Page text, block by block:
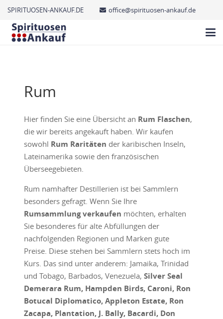
SPIRITUOSEN-ANKAUF.DE office@spirituosen-ankauf.de
Rum
Hier finden Sie eine Übersicht an Rum Flaschen,
die wir bereits angekauft haben. Wir kaufen
sowohl Rum Raritäten der karibischen Inseln,
Lateinamerika sowie den französischen
Überseegebieten.
Rum namhafter Destillerien ist bei Sammlern
besonders gefragt. Wenn Sie Ihre
Rumsammlung verkaufen möchten, erhalten
Sie besonderes für alte Abfüllungen der
nachfolgenden Regionen und Marken gute
Preise. Diese stehen bei Sammlern stets hoch im
Kurs. Das sind unter anderem: Jamaika, Trinidad
und Tobago, Barbados, Venezuela, Silver Seal
Demerara Rum, Hampden Birds, Caroni, Ron
Botucal Diplomatico, Appleton Estate, Ron
Zacapa, Plantation, J. Bally, Bacardi, Don